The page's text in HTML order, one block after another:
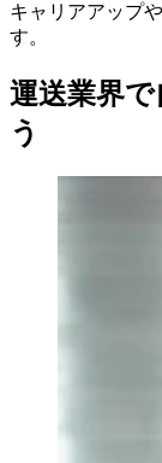
キャリアアップ
す。
運送業界
う